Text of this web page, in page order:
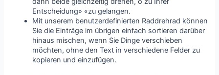
Entscheidung» «zu gelangen.
Mit unserem benutzerdefinierten Raddrehrad können
Sie die Einträge im übrigen einfach sortieren darüber
hinaus mischen, wenn Sie Dinge verschieben
möchten, ohne den Text in verschiedene Felder zu
kopieren und einzufügen.